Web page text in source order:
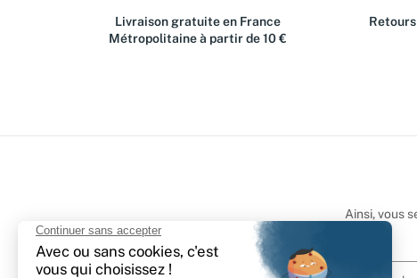
Livraison gratuite en France
Métropolitaine à partir de 10 €
Ainsi, vous